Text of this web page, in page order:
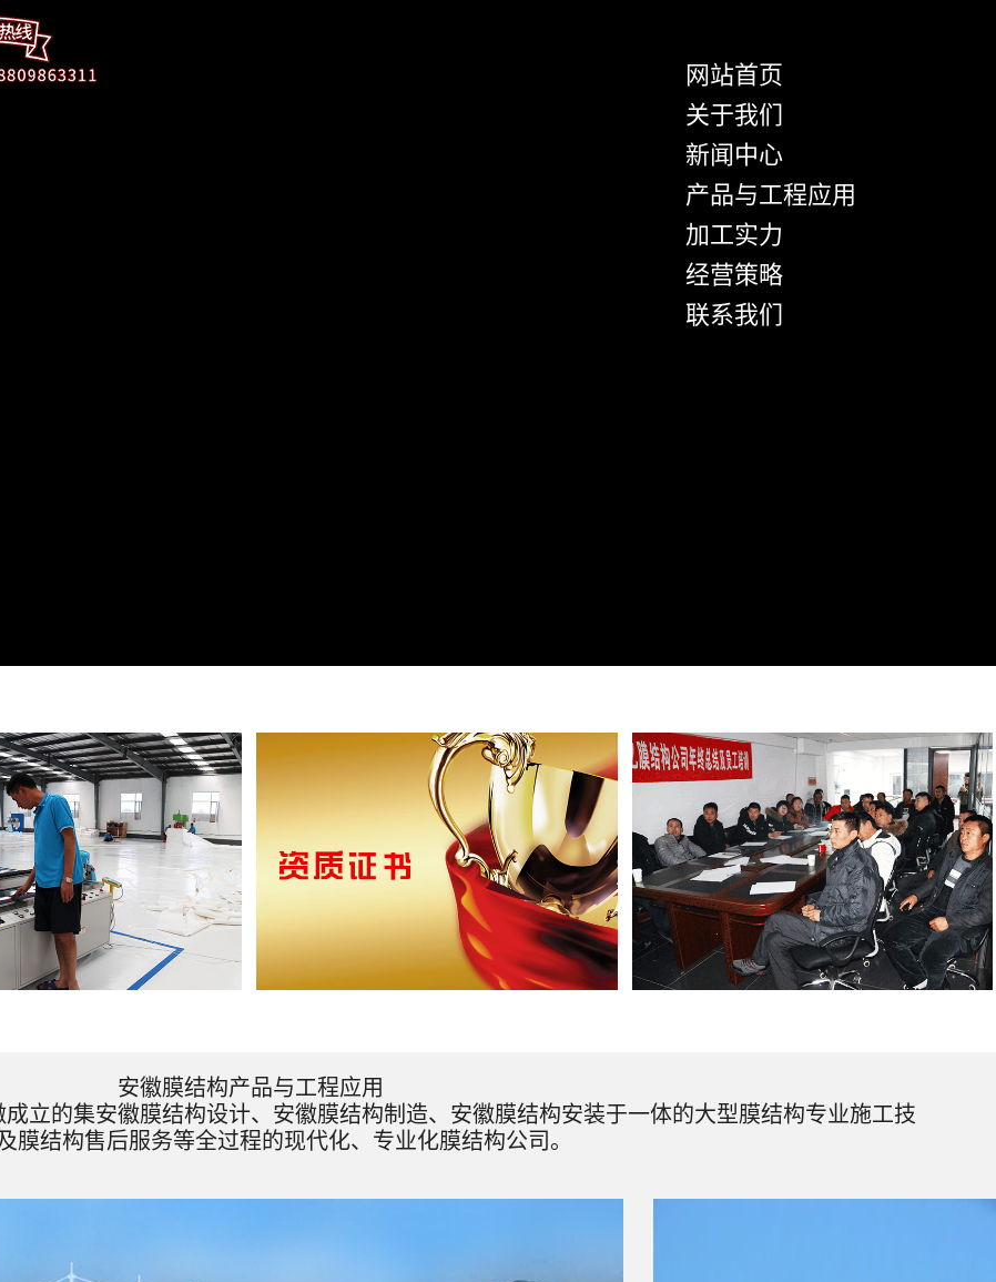
网站首页
关于我们
新闻中心
产品与工程应用
加工实力
经营策略
联系我们
安徽膜结构产品与工程应用
立的集安徽膜结构设计、安徽膜结构制造、安徽膜结构安装于一体的大型膜结构专业施工技
膜结构售后服务等全过程的现代化、专业化膜结构公司。